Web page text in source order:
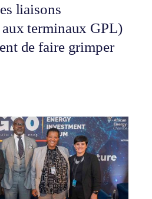
liaisons
terminaux GPL)
de faire grimper